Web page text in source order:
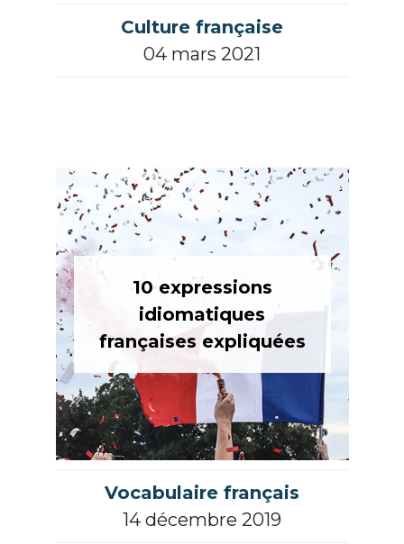
Culture française
04 mars 2021
10 expressions
idiomatiques
françaises expliquées
Vocabulaire français
14 décembre 2019